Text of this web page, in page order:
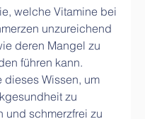
welche Vitamine bei
unzureichend
deren Mangel zu
führen kann.
dieses Wissen, um
zu
und schmerzfrei zu